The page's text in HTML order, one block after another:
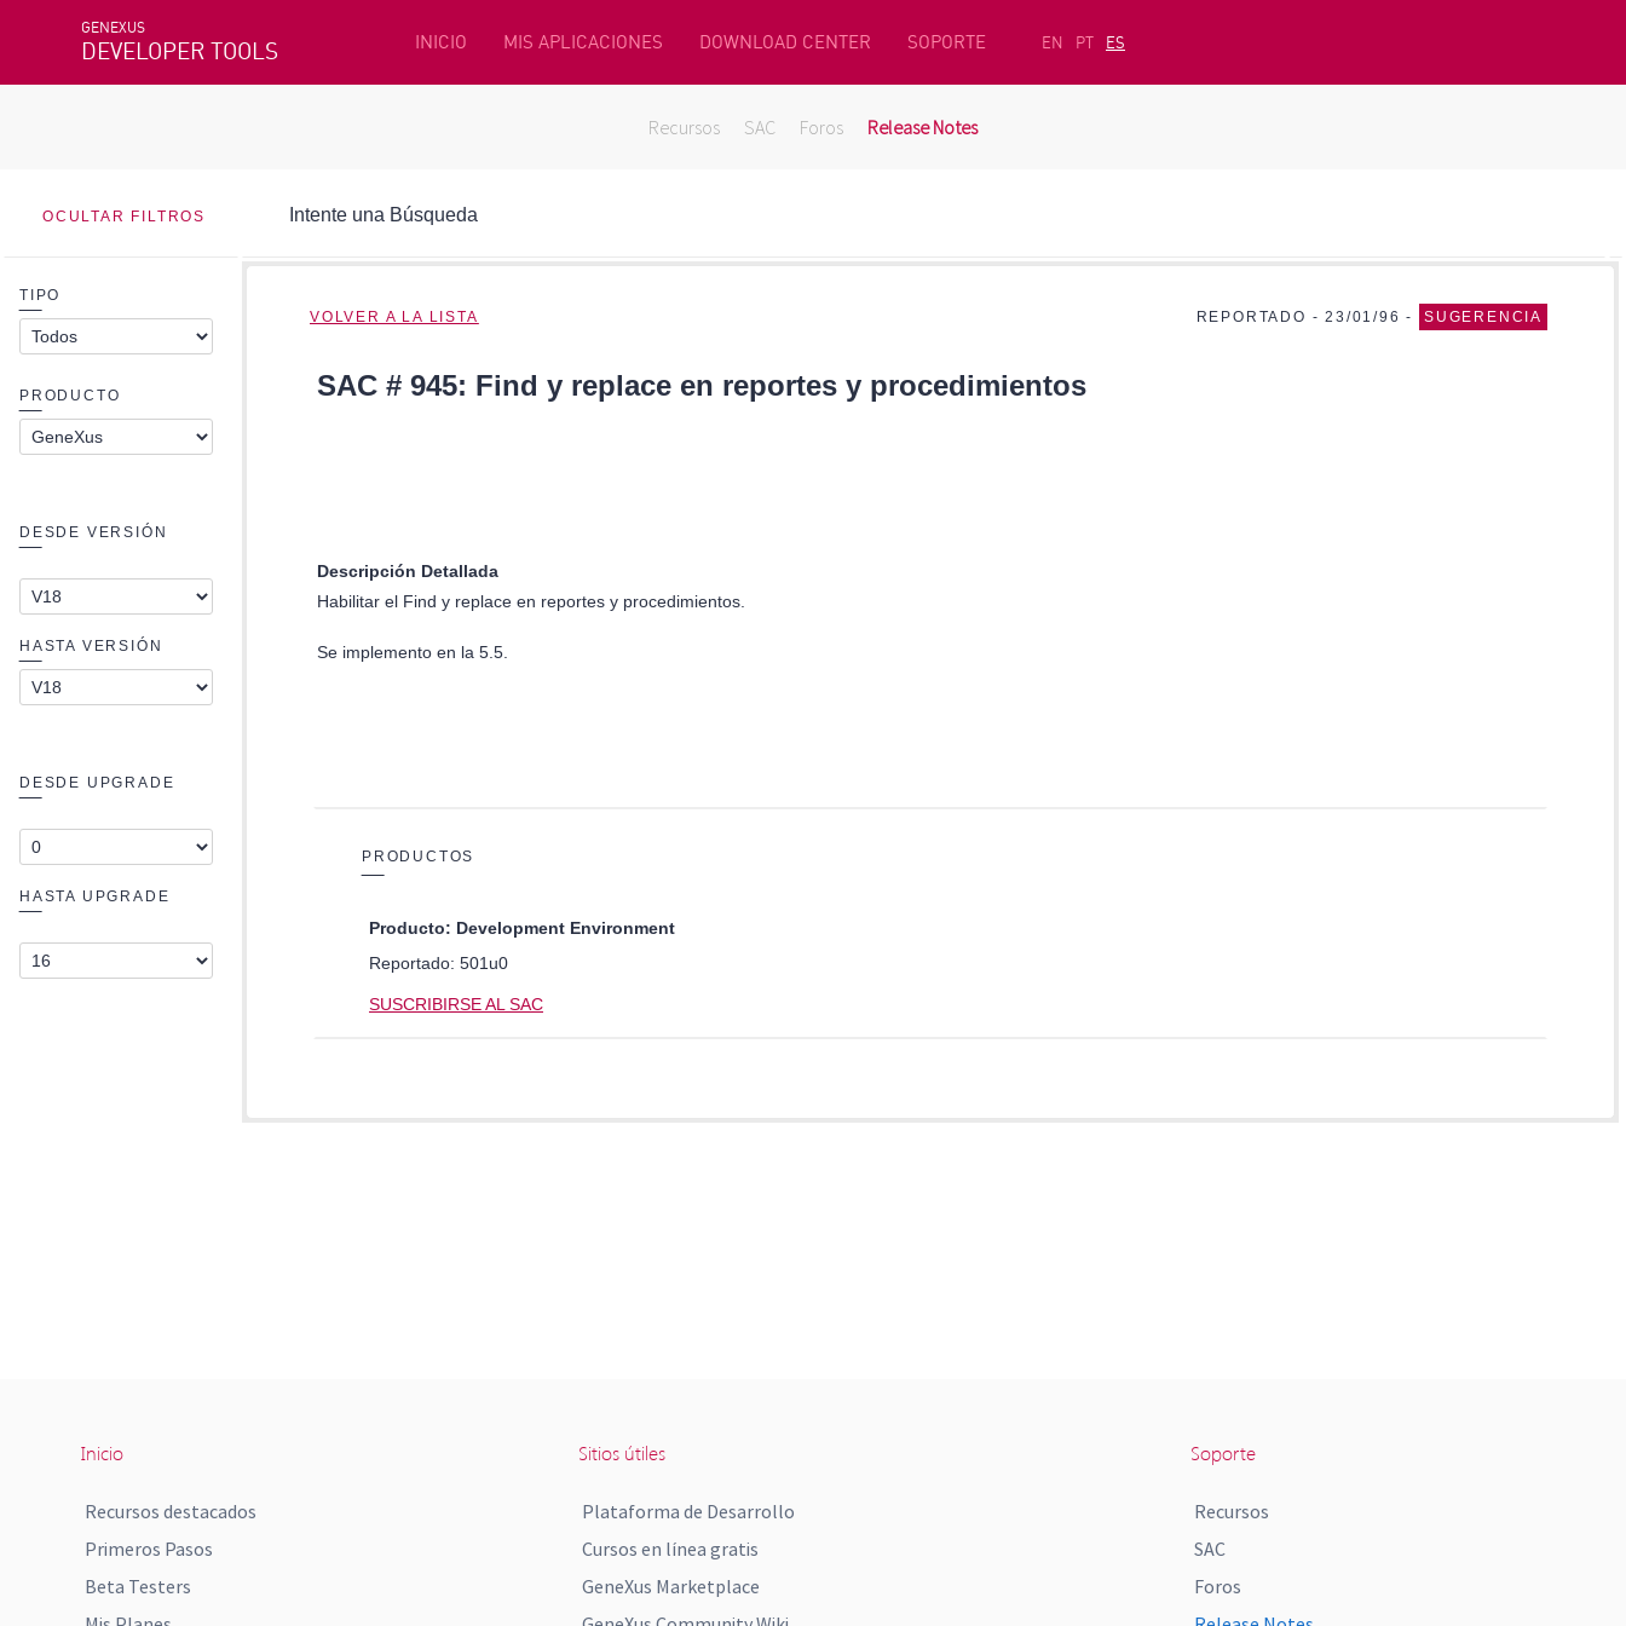
GENEXUS
DEVELOPER TOOLS INICIO MIS APLICACIONES DOWNLOAD CENTER SOPORTE EN PT ES
Recursos SAC Foros Release Notes
Inicio
Recursos destacados
Primeros Pasos
Beta Testers
Sitios útiles
Plataforma de Desarrollo
Cursos en línea gratis
GeneXus Marketplace
Soporte
Recursos
SAC
Foros